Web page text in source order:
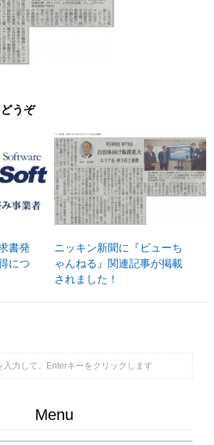
うぞ
書発
につ
ニッキン新聞に『ビューち
ゃんねる』関連記事が掲載
されました！
Menu